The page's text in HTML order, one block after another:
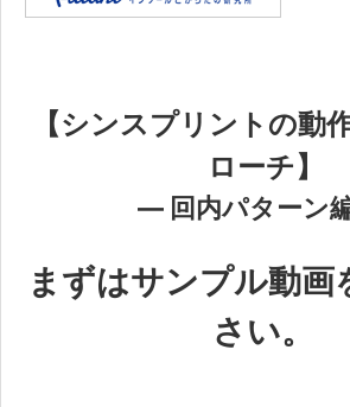
【シンスプリントの動
ローチ】
― 回内パターン
まずはサンプル動画
さい。